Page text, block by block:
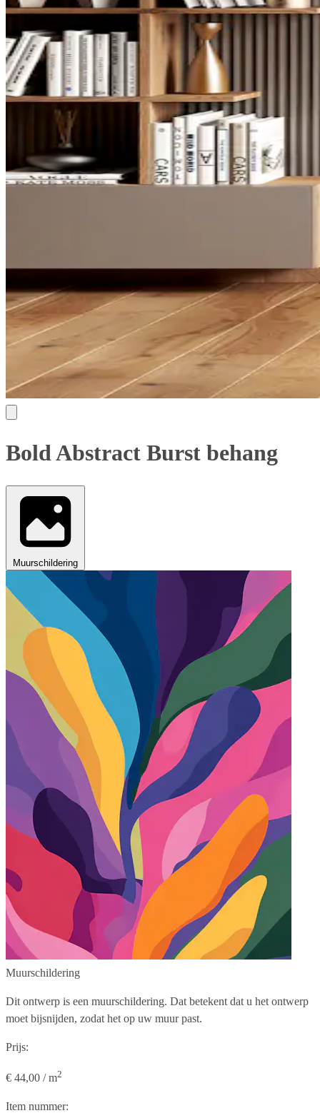
Bold Abstract Burst behang
Muurschildering
Muurschildering
Dit ontwerp is een muurschildering. Dat betekent dat u het ontwerp
moet bijsnijden, zodat het op uw muur past.
Prijs:
€ 44,00 / m2
Item nummer: